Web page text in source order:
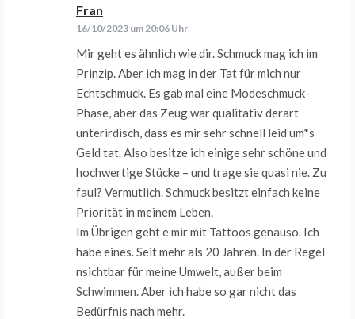
Fran
16/10/2023 um 20:06 Uhr
Mir geht es ähnlich wie dir. Schmuck mag ich im
Prinzip. Aber ich mag in der Tat für mich nur
Echtschmuck. Es gab mal eine Modeschmuck-
Phase, aber das Zeug war qualitativ derart
unterirdisch, dass es mir sehr schnell leid um*s
Geld tat. Also besitze ich einige sehr schöne und
hochwertige Stücke – und trage sie quasi nie. Zu
faul? Vermutlich. Schmuck besitzt einfach keine
Priorität in meinem Leben.
Im Übrigen geht e mir mit Tattoos genauso. Ich
habe eines. Seit mehr als 20 Jahren. In der Regel
nsichtbar für meine Umwelt, außer beim
Schwimmen. Aber ich habe so gar nicht das
Bedürfnis nach mehr.